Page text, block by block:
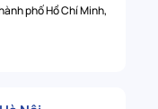
phố Hồ Chí Minh,